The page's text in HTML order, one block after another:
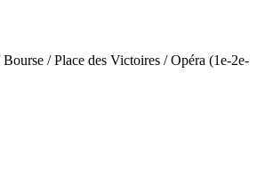
/ Place des Victoires / Opéra (1e-2e-